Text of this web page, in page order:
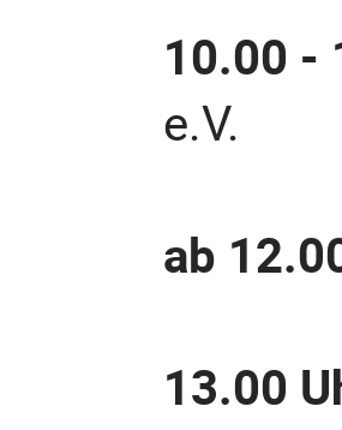
10.00 -
e.V.
ab
13.00